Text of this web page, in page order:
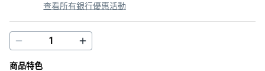
查看所有銀行優惠活動
商品特色